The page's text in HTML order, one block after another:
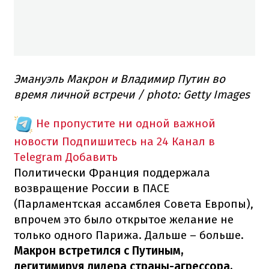
Эмануэль Макрон и Владимир Путин во
время личной встречи / photo: Getty Images
Не пропустите ни одной важной
новости Подпишитесь на 24 Канал в
Telegram Добавить
Политически Франция поддержала
возвращение России в ПАСЕ
(Парламентская ассамблея Совета Европы),
впрочем это было открытое желание не
только одного Парижа. Дальше – больше.
Макрон встретился с Путиным,
легитимируя лидера страны-агрессора,